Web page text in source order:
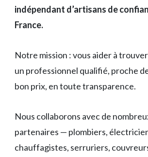
indépendant d’artisans de
France.
Notre mission : vous aider à
un professionnel qualifié, proche
bon prix, en toute transparence.
Nous collaborons avec de
partenaires — plombiers,
chauffagistes, serruriers,